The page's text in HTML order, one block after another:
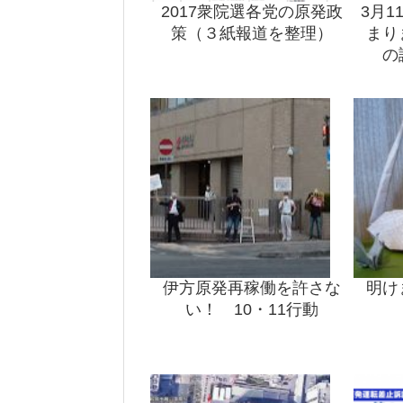
2017衆院選各党の原発政
策（３紙報道を整理）
3月
ま
の
伊方原発再稼働を許さな
い！ 10・11行動
明け